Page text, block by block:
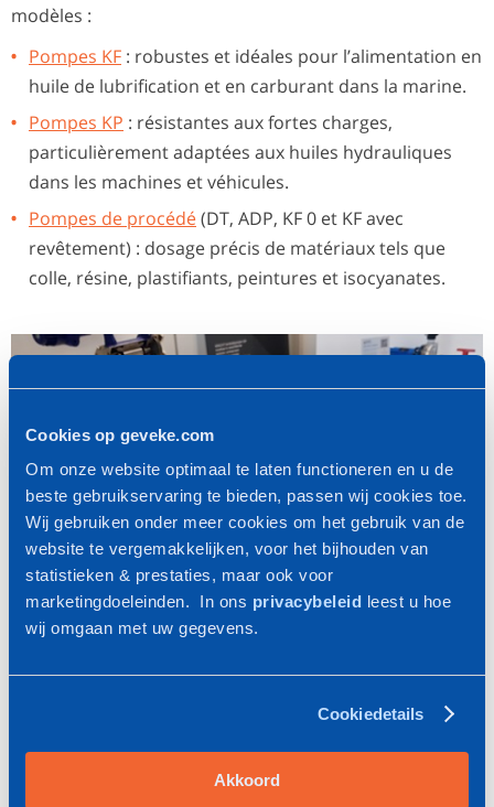
Cookies op geveke.com
Om onze website optimaal te laten functioneren en u de
beste gebruikservaring te bieden, passen wij cookies toe.
Wij gebruiken onder meer cookies om het gebruik van de
website te vergemakkelijken, voor het bijhouden van
statistieken & prestaties, maar ook voor
marketingdoeleinden. In ons privacybeleid leest u hoe
wij omgaan met uw gegevens.
Cookiedetails
Akkoord
modèles :
Pompes KF : robustes et idéales pour l’alimentation en
huile de lubrification et en carburant dans la marine.
Pompes KP : résistantes aux fortes charges,
particulièrement adaptées aux huiles hydrauliques
dans les machines et véhicules.
Pompes de procédé(DT, ADP, KF 0 et KF avec
revêtement) : dosage précis de matériaux tels que
colle, résine, plastifiants, peintures et isocyanates.
Kracht peut concevoir despompes sur mesure